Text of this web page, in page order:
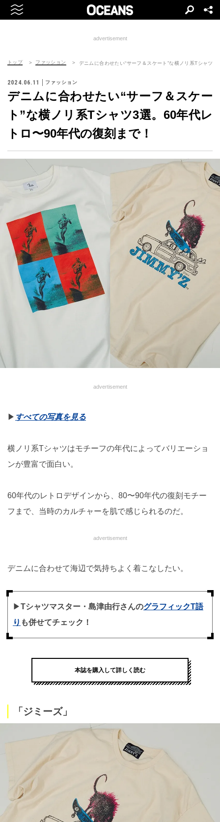
advertisement
トップ ファッション デニムに合わせたい“サーフ＆スケート”な横ノリ系Tシャツ
2024.06.11 ファッション
デニムに合わせたい“サーフ＆スケー
ト”な横ノリ系Tシャツ3選。60年代レ
トロ〜90年代の復刻まで！
advertisement
▶︎ すべての写真を見る
横ノリ系Tシャツはモチーフの年代によってバリエーショ
ンが豊富で面白い。
60年代のレトロデザインから、80〜90年代の復刻モチー
フまで、当時のカルチャーを肌で感じられるのだ。
advertisement
デニムに合わせて海辺で気持ちよく着こなしたい。
▶︎Tシャツマスター・島津由行さんのグラフィックT語
り も併せてチェック！
本誌を購入して詳しく読む
「ジミーズ」